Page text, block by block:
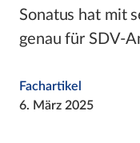
Sonatus hat mit
genau für SDV-
Fachartikel
6. März 2025